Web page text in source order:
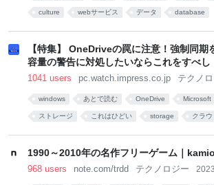
culture webサービス データ database
【特集】 OneDriveの罠に注意！強制同期
容量の警告に対処したいならこれをすべし
1041 users pc.watch.impress.co.jp テクノ
windows あとで読む OneDrive Microsoft
ストレージ これはひどい storage クラウ
1990～2010年の名作フリーゲーム｜
968 users note.com/trdd テクノロジー